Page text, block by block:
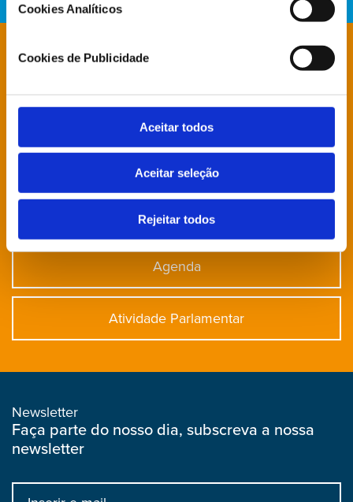
Cookies Analíticos
Cookies de Publicidade
Aceitar todos
Aceitar seleção
Rejeitar todos
Está à procura de algo específico?
Notícias
Direção Grupo Parlamentar
Agenda
Atividade Parlamentar
Newsletter
Faça parte do nosso dia, subscreva a nossa
newsletter
Input